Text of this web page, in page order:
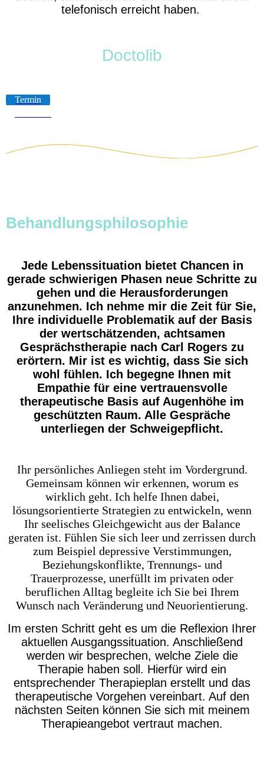
telefonisch erreicht haben.
Doctolib
Termin
Behandlungsphilosophie
Jede Lebenssituation bietet Chancen in
gerade schwierigen Phasen neue Schritte zu
gehen und die Herausforderungen
anzunehmen. Ich nehme mir die Zeit für Sie,
Ihre individuelle Problematik auf der Basis
der wertschätzenden, achtsamen
Gesprächstherapie nach Carl Rogers zu
erörtern. Mir ist es wichtig, dass Sie sich
wohl fühlen. Ich begegne Ihnen mit
Empathie für eine vertrauensvolle
therapeutische Basis auf Augenhöhe im
geschützten Raum. Alle Gespräche
unterliegen der Schweigepflicht.
Ihr persönliches Anliegen steht im Vordergrund.
Gemeinsam können wir erkennen, worum es
wirklich geht. Ich helfe Ihnen dabei,
lösungsorientierte Strategien zu entwickeln, wenn
Ihr seelisches Gleichgewicht aus der Balance
geraten ist. Fühlen Sie sich leer und zerrissen durch
zum Beispiel depressive Verstimmungen,
Beziehungskonflikte, Trennungs- und
Trauerprozesse, unerfüllt im privaten oder
beruflichen Alltag begleite ich Sie bei Ihrem
Wunsch nach Veränderung und Neuorientierung.
Im ersten Schritt geht es um die Reflexion Ihrer
aktuellen Ausgangssituation. Anschließend
werden wir besprechen, welche Ziele die
Therapie haben soll. Hierfür wird ein
entsprechender Therapieplan erstellt und das
therapeutische Vorgehen vereinbart. Auf den
nächsten Seiten können Sie sich mit meinem
Therapieangebot vertraut machen.